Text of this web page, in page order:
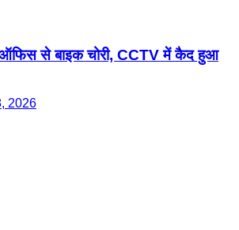
से बाइक चोरी, CCTV में कैद हुआ
2026